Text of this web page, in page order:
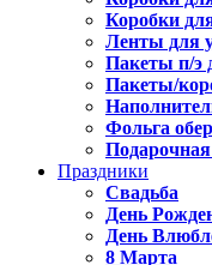
Коробки
Ленты для
Пакеты п/э
Пакеты/
Фольга
Праздники
Свадьба
День
День
8 Марта